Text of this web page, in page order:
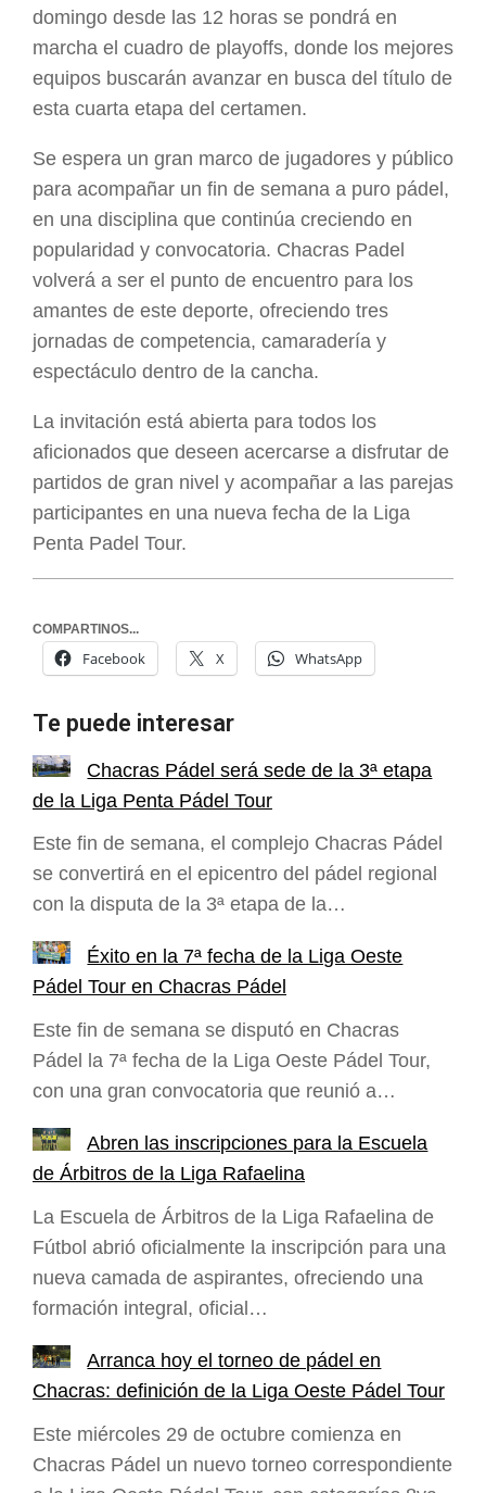
domingo desde las 12 horas se pondrá en
marcha el cuadro de playoffs, donde los mejores
equipos buscarán avanzar en busca del título de
esta cuarta etapa del certamen.
Se espera un gran marco de jugadores y público
para acompañar un fin de semana a puro pádel,
en una disciplina que continúa creciendo en
popularidad y convocatoria. Chacras Padel
volverá a ser el punto de encuentro para los
amantes de este deporte, ofreciendo tres
jornadas de competencia, camaradería y
espectáculo dentro de la cancha.
La invitación está abierta para todos los
aficionados que deseen acercarse a disfrutar de
partidos de gran nivel y acompañar a las parejas
participantes en una nueva fecha de la Liga
Penta Padel Tour.
COMPARTINOS...
Facebook X WhatsApp
Te puede interesar
Chacras Pádel será sede de la 3ª etapa
de la Liga Penta Pádel Tour
Este fin de semana, el complejo Chacras Pádel
se convertirá en el epicentro del pádel regional
con la disputa de la 3ª etapa de la…
Éxito en la 7ª fecha de la Liga Oeste
Pádel Tour en Chacras Pádel
Este fin de semana se disputó en Chacras
Pádel la 7ª fecha de la Liga Oeste Pádel Tour,
con una gran convocatoria que reunió a…
Abren las inscripciones para la Escuela
de Árbitros de la Liga Rafaelina
La Escuela de Árbitros de la Liga Rafaelina de
Fútbol abrió oficialmente la inscripción para una
nueva camada de aspirantes, ofreciendo una
formación integral, oficial…
Arranca hoy el torneo de pádel en
Chacras: definición de la Liga Oeste Pádel Tour
Este miércoles 29 de octubre comienza en
Chacras Pádel un nuevo torneo correspondiente